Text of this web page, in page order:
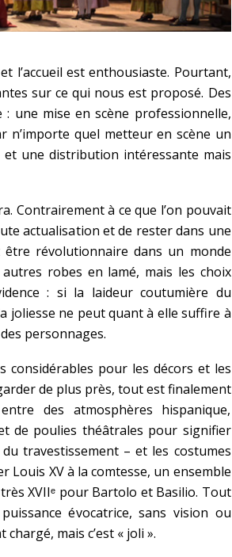
l’accueil est enthousiaste. Pourtant,
sur ce qui nous est proposé. Des
une mise en scène professionnelle,
quel metteur en scène un
une distribution intéressante mais
Contrairement à ce que l’on pouvait
actualisation et de rester dans une
révolutionnaire dans un monde
robes en lamé, mais les choix
: si la laideur coutumière du
joliesse ne peut quant à elle suffire à
personnages.
considérables pour les décors et les
de plus près, tout est finalement
des atmosphères hispanique,
de poulies théâtrales pour signifier
travestissement – et les costumes
Louis XV à la comtesse, un ensemble
XVIIᵉ pour Bartolo et Basilio. Tout
évocatrice, sans vision ou
mais c’est « joli ».